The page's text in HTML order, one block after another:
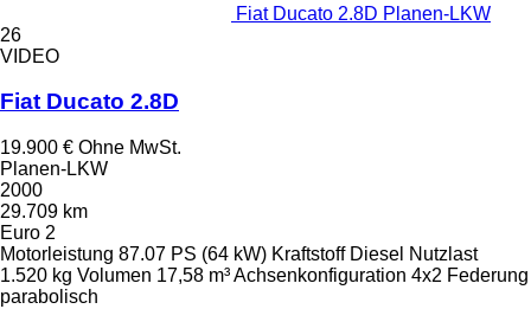
Fiat Ducato 2.8D Planen-LKW
26
VIDEO
Fiat Ducato 2.8D
19.900 € Ohne MwSt.
Planen-LKW
2000
29.709 km
Euro 2
Motorleistung 87.07 PS (64 kW) Kraftstoff Diesel Nutzlast
1.520 kg Volumen 17,58 m³Achsenkonfiguration 4x2 Federung
parabolisch